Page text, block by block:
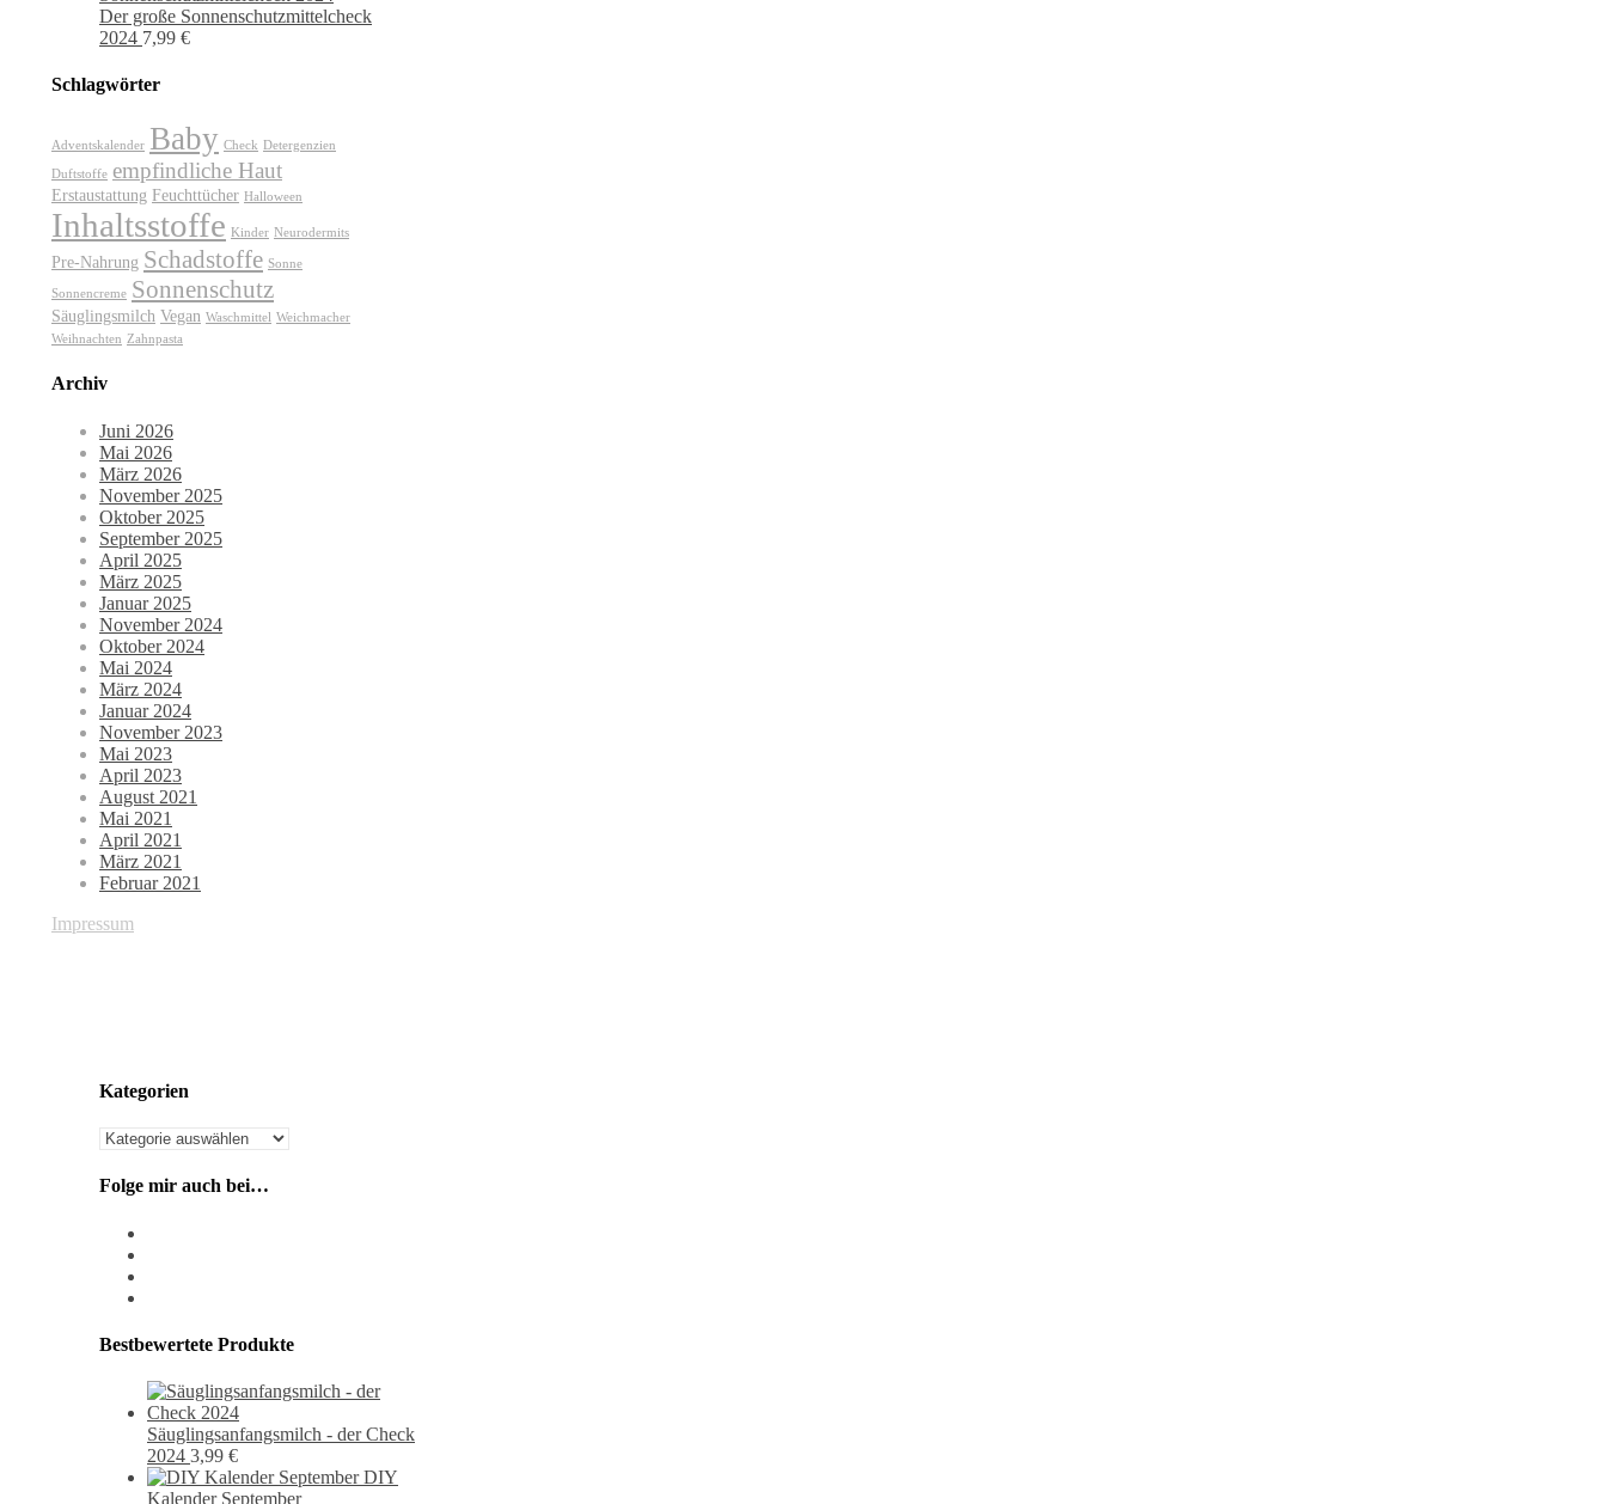
Der große Sonnenschutzmittelcheck
2024 7,99 €
Schlagwörter
Adventskalender Baby Check Detergenzien
Duftstoffe empfindliche Haut
Erstaustattung Feuchttücher Halloween
Inhaltsstoffe Kinder Neurodermits
Pre-Nahrung Schadstoffe Sonne
Sonnencreme Sonnenschutz
Säuglingsmilch Vegan Waschmittel Weichmacher
Weihnachten Zahnpasta
Archiv
Juni 2026
Mai 2026
März 2026
November 2025
Oktober 2025
September 2025
April 2025
März 2025
Januar 2025
November 2024
Oktober 2024
Mai 2024
März 2024
Januar 2024
November 2023
Mai 2023
April 2023
August 2021
Mai 2021
April 2021
März 2021
Februar 2021
Impressum
Kategorien
Kategorien
Folge mir auch bei…
Bestbewertete Produkte
Säuglingsanfangsmilch - der Check
2024 3,99 €
DIY
Kalender September